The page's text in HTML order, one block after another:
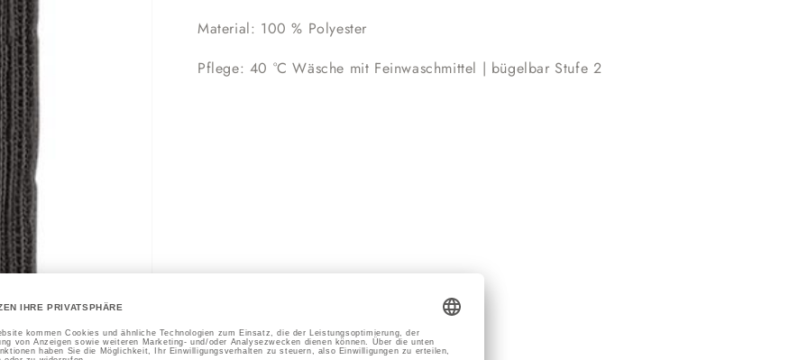
Material: 100 % Polyester
Pflege: 40 °C Wäsche mit Feinwaschmittel | bügelbar Stufe 2